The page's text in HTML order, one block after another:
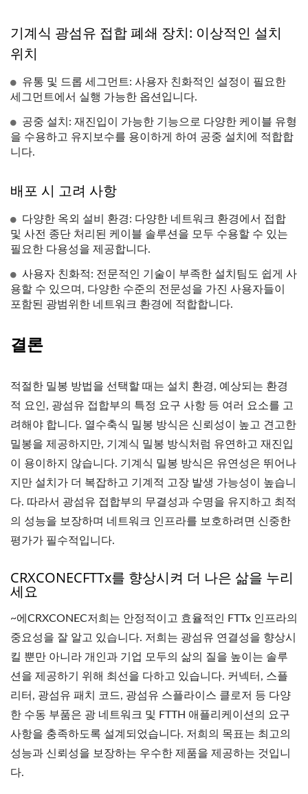
기계식 광섬유 접합 폐쇄 장치: 이상적인 설치
위치
유통 및 드롭 세그먼트: 사용자 친화적인 설정이 필요한
세그먼트에서 실행 가능한 옵션입니다.
공중 설치: 재진입이 가능한 기능으로 다양한 케이블 유형
을 수용하고 유지보수를 용이하게 하여 공중 설치에 적합합
니다.
배포 시 고려 사항
다양한 옥외 설비 환경: 다양한 네트워크 환경에서 접합
및 사전 종단 처리된 케이블 솔루션을 모두 수용할 수 있는
필요한 다용성을 제공합니다.
사용자 친화적: 전문적인 기술이 부족한 설치팀도 쉽게 사
용할 수 있으며, 다양한 수준의 전문성을 가진 사용자들이
포함된 광범위한 네트워크 환경에 적합합니다.
결론
적절한 밀봉 방법을 선택할 때는 설치 환경, 예상되는 환경
적 요인, 광섬유 접합부의 특정 요구 사항 등 여러 요소를 고
려해야 합니다. 열수축식 밀봉 방식은 신뢰성이 높고 견고한
밀봉을 제공하지만, 기계식 밀봉 방식처럼 유연하고 재진입
이 용이하지 않습니다. 기계식 밀봉 방식은 유연성은 뛰어나
지만 설치가 더 복잡하고 기계적 고장 발생 가능성이 높습니
다. 따라서 광섬유 접합부의 무결성과 수명을 유지하고 최적
의 성능을 보장하며 네트워크 인프라를 보호하려면 신중한
평가가 필수적입니다.
CRXCONECFTTx를 향상시켜 더 나은 삶을 누리
세요
~에CRXCONEC저희는 안정적이고 효율적인 FTTx 인프라의
중요성을 잘 알고 있습니다. 저희는 광섬유 연결성을 향상시
킬 뿐만 아니라 개인과 기업 모두의 삶의 질을 높이는 솔루
션을 제공하기 위해 최선을 다하고 있습니다. 커넥터, 스플
리터, 광섬유 패치 코드, 광섬유 스플라이스 클로저 등 다양
한 수동 부품은 광 네트워크 및 FTTH 애플리케이션의 요구
사항을 충족하도록 설계되었습니다. 저희의 목표는 최고의
성능과 신뢰성을 보장하는 우수한 제품을 제공하는 것입니
다.